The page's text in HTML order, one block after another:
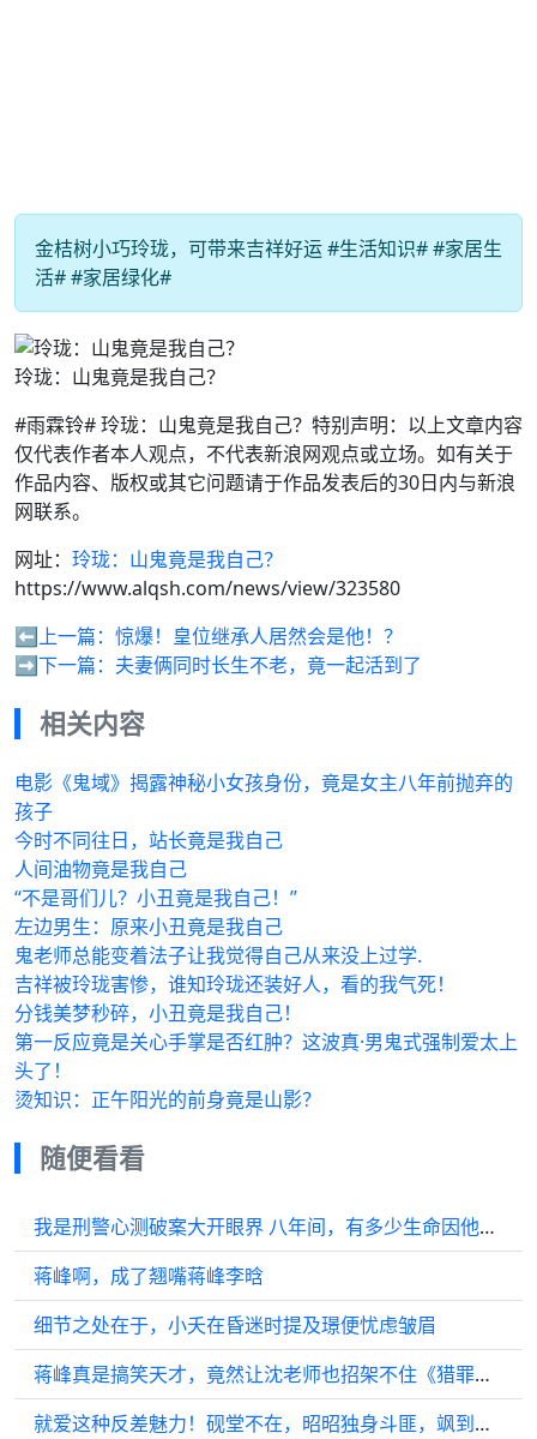
金桔树小巧玲珑，可带来吉祥好运 #生活知识# #家居生
活# #家居绿化#
玲珑：山鬼竟是我自己？
#雨霖铃# 玲珑：山鬼竟是我自己？特别声明：以上文章内容
仅代表作者本人观点，不代表新浪网观点或立场。如有关于
作品内容、版权或其它问题请于作品发表后的30日内与新浪
网联系。
网址： 玲珑：山鬼竟是我自己？
https://www.alqsh.com/news/view/323580
⬅️上一篇： 惊爆！皇位继承人居然会是他！？
➡️下一篇： 夫妻俩同时长生不老，竟一起活到了
相关内容
电影《鬼域》揭露神秘小女孩身份，竟是女主八年前抛弃的
孩子
今时不同往日，站长竟是我自己
人间油物竟是我自己
“不是哥们儿？小丑竟是我自己！”
左边男生：原来小丑竟是我自己
鬼老师总能变着法子让我觉得自己从来没上过学.
吉祥被玲珑害惨，谁知玲珑还装好人，看的我气死！
分钱美梦秒碎，小丑竟是我自己！
第一反应竟是关心手掌是否红肿？这波真·男鬼式强制爱太上
头了！
烫知识：正午阳光的前身竟是山影？
随便看看
我是刑警心测破案大开眼界 八年间，有多少生命因他而逝去
蒋峰啊，成了翘嘴蒋峰李晗
细节之处在于，小夭在昏迷时提及璟便忧虑皱眉
蒋峰真是搞笑天才，竟然让沈老师也招架不住《猎罪图鉴》里的戏份…
就爱这种反差魅力！砚堂不在，昭昭独身斗匪，飒到不行！